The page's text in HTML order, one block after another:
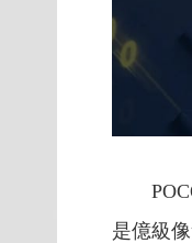
POCO
是億級